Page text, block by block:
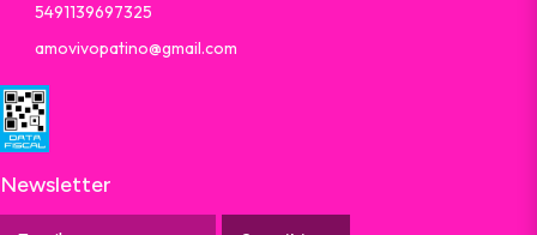
5491139697325
amovivopatino@gmail.com
Newsletter